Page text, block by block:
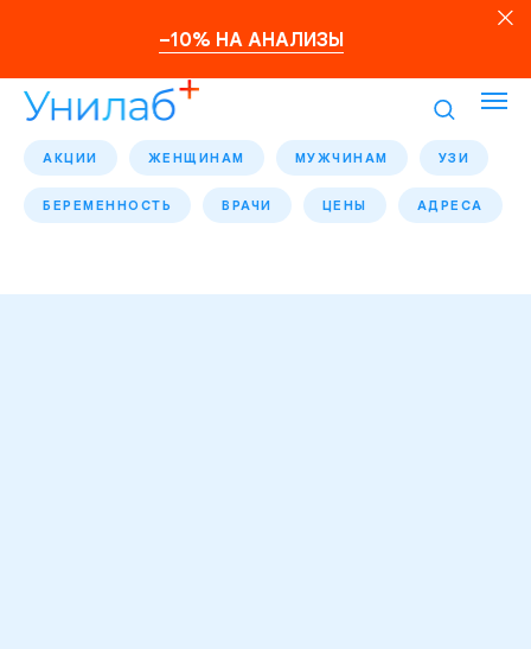
–10% НА АНАЛИЗЫ
АКЦИИ ЖЕНЩИНАМ МУЖЧИНАМ УЗИ
БЕРЕМЕННОСТЬ ВРАЧИ ЦЕНЫ АДРЕСА